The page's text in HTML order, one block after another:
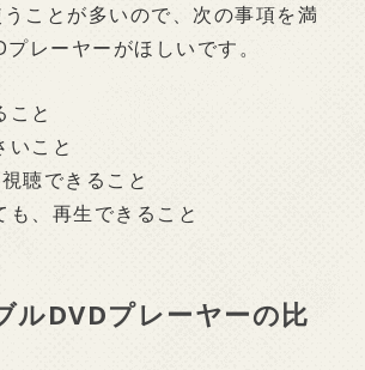
ことが多いので、次の事項を満
レーヤーがほしいです。
こと
いこと
聴できること
も、再生できること
ルDVDプレーヤーの比